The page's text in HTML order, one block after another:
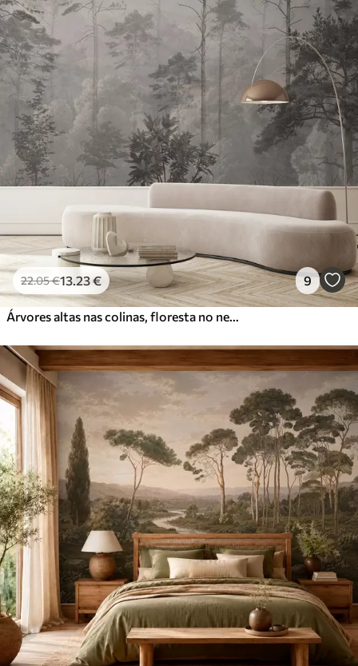
22.05€13.23€ 9
Árvores altas nas colinas, floresta no nevoeiro